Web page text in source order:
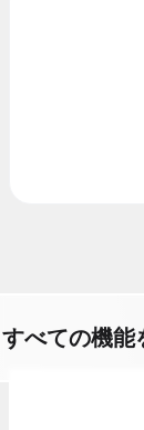
学習
すべての機能